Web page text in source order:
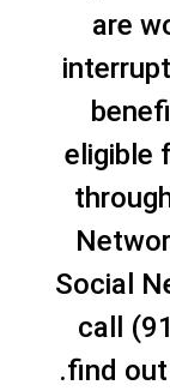
ورک
سویٹ
700
find